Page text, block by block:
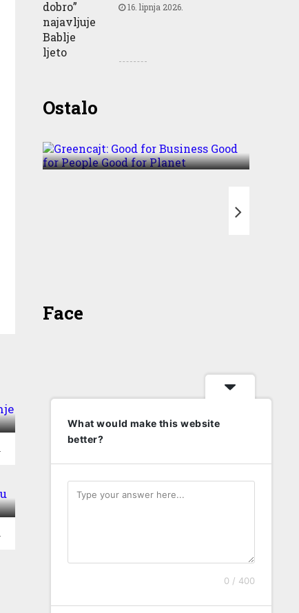
16. lipnja 2026.
OstaloGreencajt: Good for
Business Good for People
Face
What would make this website
better?
0 / 400